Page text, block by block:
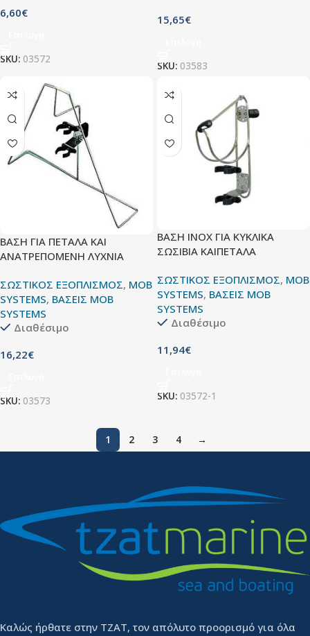
6,60€
SKU: 03572
15,65€
SKU: 03583
ΒΑΣΗ ΓΙΑ ΠΕΤΑΛΑ ΚΑΙ
ΑΝΑΤΡΕΠΟΜΕΝΗ ΛΥΧΝΙΑ
ΣΩΣΤΙΚΟΣ ΕΞΟΠΛΙΣΜΟΣ, MOB
SYSTEMS, ΒΑΣΕΙΣ MOB
SYSTEMS
Διαθέσιμο
16,22€
SKU: 03573
ΒΑΣΗ ΙΝΟΧ ΓΙΑ KYKΛIKA
ΣΩΣΙΒΙA ΚΑΙΠΕΤΑΛA
ΣΩΣΤΙΚΟΣ ΕΞΟΠΛΙΣΜΟΣ, MOB
SYSTEMS, ΒΑΣΕΙΣ MOB
SYSTEMS
Διαθέσιμο
11,94€
SKU: 03572-1
1 2 3 4 →
Καλώς ήρθατε στην ΤΖΑΤ, τον απόλυτο προορισμό για όλα